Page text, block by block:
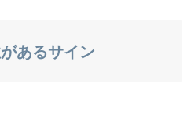
あるサイン